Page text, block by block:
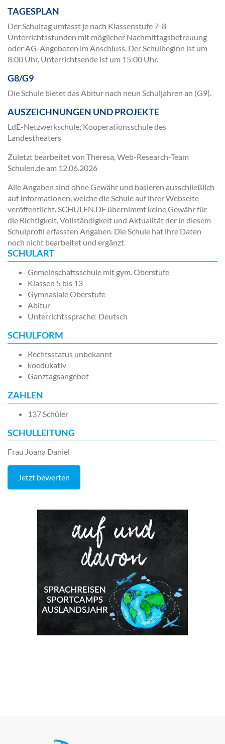
TAGESPLAN
Der Schultag umfasst je nach Klassenstufe 7-8
Unterrichtsstunden mit möglicher Nachmittagsbetreuung
oder AG-Angeboten im Anschluss. Der Schulbeginn ist um
8:00 Uhr, Unterrichtsende ist um 15:00 Uhr.
G8/G9
Die Schule bietet das Abitur nach neun Schuljahren an (G9).
AUSZEICHNUNGEN UND PROJEKTE
LdE-Netzwerkschule; Kooperationsschule des
Landestheaters
Zuletzt bearbeitet von Theresa, Web-Research-Team
Schulen.de am 12.06.2026
Alle Angaben sind ohne Gewähr und basieren ausschließlich
auf Informationen, welche die Schule auf ihrer Webseite
veröffentlicht. SCHULEN.DE übernimmt keine Gewähr für
die Richtigkeit, Vollständigkeit und Aktualität der in diesem
Schulprofil erfassten Angaben. Die Schule hat ihre Daten
noch nicht bearbeitet und ergänzt.
SCHULART
Gemeinschaftsschule mit gym. Oberstufe
Klassen 5 bis 13
Gymnasiale Oberstufe
Abitur
Unterrichtssprache: Deutsch
SCHULFORM
Rechtsstatus unbekannt
koedukativ
Ganztagsangebot
ZAHLEN
137 Schüler
SCHULLEITUNG
Frau Joana Daniel
Jetzt bewerten